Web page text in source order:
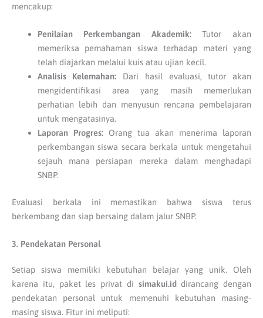
mencakup:
Penilaian Perkembangan Akademik:Tutor akan
memeriksa pemahaman siswa terhadap materi yang
telah diajarkan melalui kuis atau ujian kecil.
Analisis Kelemahan: Dari hasil evaluasi, tutor akan
mengidentifikasi area yang masih memerlukan
perhatian lebih dan menyusun rencana pembelajaran
untuk mengatasinya.
Laporan Progres:Orang tua akan menerima laporan
perkembangan siswa secara berkala untuk mengetahui
sejauh mana persiapan mereka dalam menghadapi
SNBP.
Evaluasi berkala ini memastikan bahwa siswa terus
berkembang dan siap bersaing dalam jalur SNBP.
3. Pendekatan Personal
Setiap siswa memiliki kebutuhan belajar yang unik. Oleh
karena itu, paket les privat di simakui.iddirancang dengan
pendekatan personal untuk memenuhi kebutuhan masing-
masing siswa. Fitur ini meliputi: